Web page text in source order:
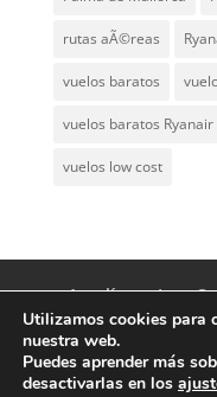
rutas aÃ©reas
vuelos baratos
vuelos baratos Ryanair
vuelos low cost
Aerolíneas Low
Aviso
Utilizamos cookies para
nuestra web.
Puedes aprender más
desactivarlas en los